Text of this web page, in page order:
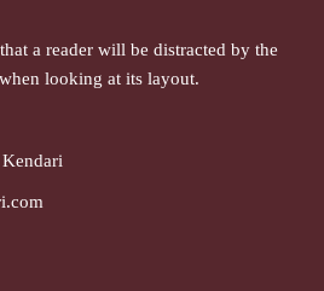
a reader will be distracted by the
looking at its layout.